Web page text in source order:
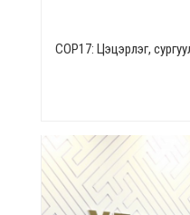
СОР17: Цэцэрлэг,